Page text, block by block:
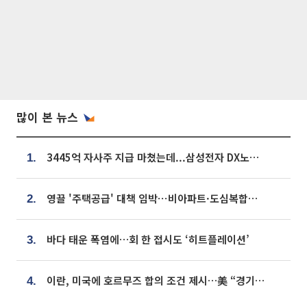
많이 본 뉴스
1. 3445억 자사주 지급 마쳤는데...삼성전자 DX노조, 뒤늦은 '떼쓰기 집회'
2. 영끌 '주택공급' 대책 임박⋯비아파트·도심복합까지 총동원
3. 바다 태운 폭염에…회 한 접시도 ‘히트플레이션’
4. 이란, 미국에 호르무즈 합의 조건 제시…美 “경기 아직 안 끝나” [종합]